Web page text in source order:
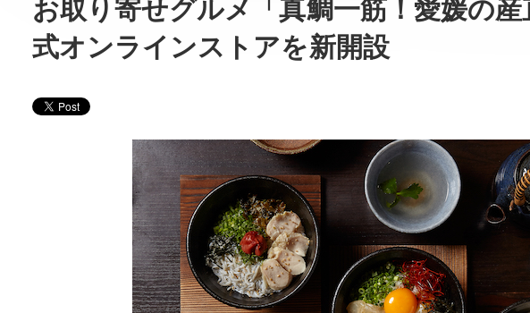
お取り寄せグルメ「真鯛一筋！愛媛の
式オンラインストアを新開設